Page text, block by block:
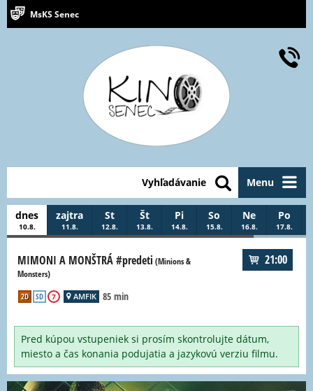
MsKS Senec
Menu
Vyhľadávanie
dnes
10.8.
zajtra
11.8.
St
12.8.
Št
13.8.
Pi
14.8.
So
15.8.
Ne
16.8.
Po
17.8.
MIMONI A MONŠTRÁ #predeti (Minions &
Monsters)
85 min
2D SD 7 AMFIK
21:00
Pred kúpou vstupeniek si prosím skontrolujte dátum,
miesto a čas konania podujatia a jazykovú verziu filmu.